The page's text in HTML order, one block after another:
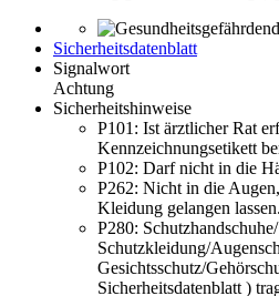
Sicherheitsdatenblatt
Signalwort
Achtung
Sicherheitshinweise
P101: Ist ärztlicher Rat
Kennzeichnungsetikett
P102: Darf nicht in die
P262: Nicht in die
Kleidung gelangen lassen.
P280: Schutzhandschuhe/
Schutzkleidung/
Gesichtsschutz/
Sicherheitsdatenblatt )